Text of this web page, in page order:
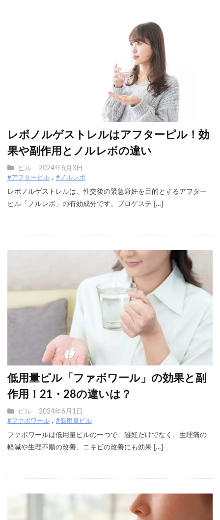
レボノルゲストレルはアフターピル！効
果や副作用とノルレボの違い
ピル 2024年6月3日
#アフターピル #ノルレボ
レボノルゲストレルは、性交後の緊急避妊を目的とするアフター
ピル「ノルレボ」の有効成分です。プロゲステ […]
低用量ピル「ファボワール」の効果と副
作用！21・28の違いは？
ピル 2024年6月1日
#ファボワール #低用量ピル
ファボワールは低用量ピルの一つで、避妊だけでなく、生理痛の
軽減や生理不順の改善、ニキビの改善にも効果 […]